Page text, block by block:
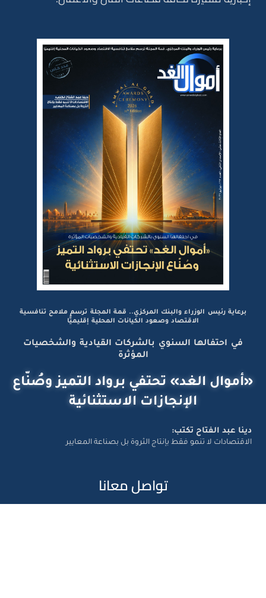
برعاية رئيس الوزراء والبنك المركزي.. قمة المجلة ترسم ملامح تنافسية
الاقتصاد وصعود الكيانات المحلية إقليميًّا
في احتفالها السنوي بالشركات القيادية والشخصيات
المؤثرة
«أموال الغد» تحتفي برواد التميز وصُنّاع
الإنجازات الاستثنائية
دينا عبد الفتاح تكتب:
الاقتصادات لا تنمو فقط بإنتاج الثروة بل بصناعة المعايير
تواصل معانا